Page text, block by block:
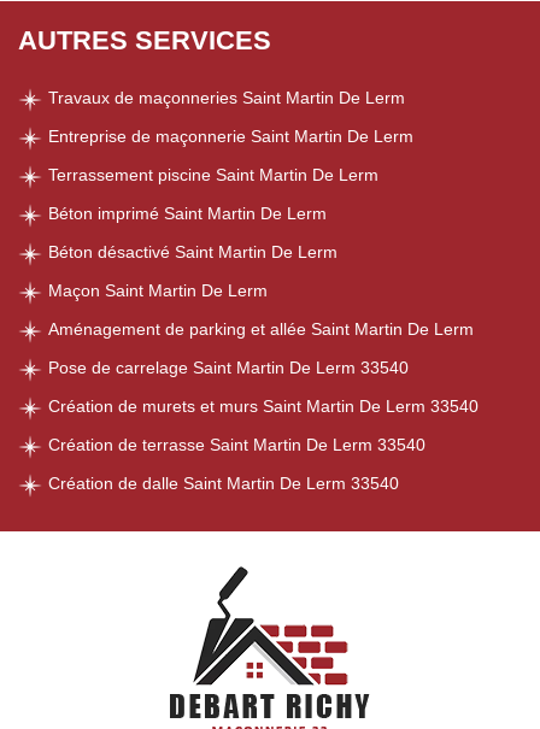
AUTRES SERVICES
Travaux de maçonneries Saint Martin De Lerm
Entreprise de maçonnerie Saint Martin De Lerm
Terrassement piscine Saint Martin De Lerm
Béton imprimé Saint Martin De Lerm
Béton désactivé Saint Martin De Lerm
Maçon Saint Martin De Lerm
Aménagement de parking et allée Saint Martin De Lerm
Pose de carrelage Saint Martin De Lerm 33540
Création de murets et murs Saint Martin De Lerm 33540
Création de terrasse Saint Martin De Lerm 33540
Création de dalle Saint Martin De Lerm 33540